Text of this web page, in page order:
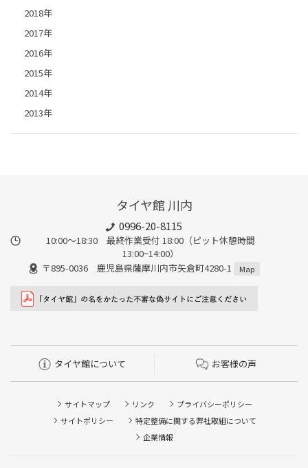
2018年
2017年
2016年
2015年
2014年
2013年
タイヤ館 川内
0996-20-8115
10:00～18:30 最終作業受付 18:00（ピット休憩時間
13:00~14:00）
〒895-0036 鹿児島県薩摩川内市矢倉町4280-1
Map
タイヤ館について お客様の声
サイトマップ リンク
プライバシーポリシー
サイトポリシー
特定整備に関する弊社取組について
企業情報